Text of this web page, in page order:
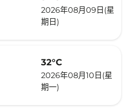
2026年08月09日(星
期日)
32°C
2026年08月10日(星
期一)